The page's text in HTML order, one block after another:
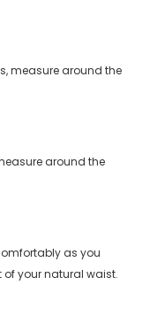
measure around the
around the
as you
your natural waist.